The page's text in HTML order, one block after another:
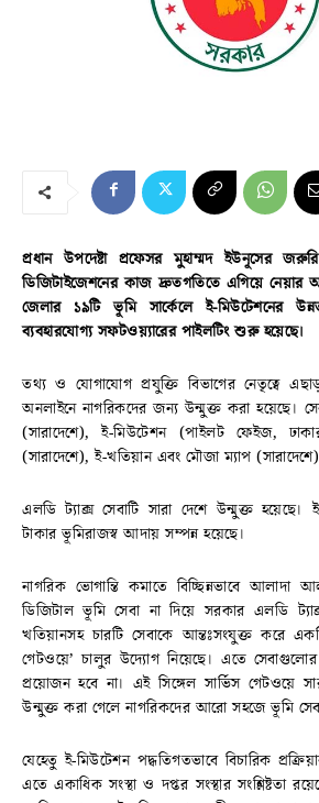
প্রধান উপদেষ্টা প্রফেসর মুহাম্মদ ইউনূসের
ডিজিটাইজেশনের কাজ দ্রুতগতিতে এগিয়ে নেয়ার
জেলার ১৯টি ভূমি সার্কেলে ই-মিউটেশনের
ব্যবহারযোগ্য সফটওয়্যারের পাইলটিং শুরু হয়েছে।
তথ‍্য ও যোগাযোগ প্রযুক্তি বিভাগের নেতৃত্বে
অনলাইনে নাগরিকদের জন্য উন্মুক্ত করা হয়েছে।
(সারাদেশে), ই-মিউটেশন (পাইলট ফেইজ,
(সারাদেশে), ই-খতিয়ান এবং মৌজা ম্যাপ
এলডি ট্যাক্স সেবাটি সারা দেশে উন্মুক্ত
টাকার ভূমিরাজস্ব আদায় সম্পন্ন হয়েছে।
নাগরিক ভোগান্তি কমাতে বিচ্ছিন্নভাবে আলাদা
ডিজিটাল ভূমি সেবা না দিয়ে সরকার এলডি
খতিয়ানসহ চারটি সেবাকে আন্তঃসংযুক্ত করে
গেটওয়ে’ চালুর উদ্যোগ নিয়েছে। এতে
প্রয়োজন হবে না। এই সিঙ্গেল সার্ভিস গেটওয়ে
উন্মুক্ত করা গেলে নাগরিকদের আরো সহজে ভূমি
যেহেতু ই-মিউটেশন পদ্ধতিগতভাবে বিচারিক
এতে একাধিক সংস্থা ও দপ্তর সংস্থার সংশ্লিষ্টতা